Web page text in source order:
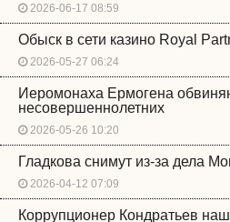
2026-06-17 08:59
Обыск в сети казино Royal
2026-05-27 06:24
Иеромонаха Ермогена
несовершеннолетних
2026-05-26 10:20
Гладкова снимут из-за дела
2026-04-12 07:09
Коррупционер Кондратьев